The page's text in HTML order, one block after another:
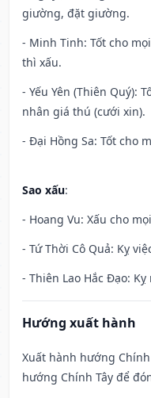
giường, đặt giường.
- Minh Tinh: Tốt cho
thì xấu.
- Yếu Yên (Thiên Quý):
nhân giá thú (cưới xin).
- Đại Hồng Sa: Tốt cho
Sao xấu:
- Hoang Vu: Xấu cho
- Tứ Thời Cô Quả: Kỵ
- Thiên Lao Hắc Đạo:
Hướng xuất hành
Xuất hành hướng
hướng Chính Tây để